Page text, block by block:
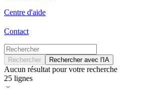
Centre d'aide
Contact
Rechercher Rechercher avec l'IA
Aucun résultat pour votre recherche
25 lignes